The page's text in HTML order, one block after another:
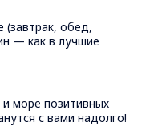
(завтрак, обед,
— как в лучшие
море позитивных
с вами надолго!